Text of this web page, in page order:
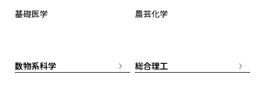
基礎医学 農芸化学
数物系科学 総合理工